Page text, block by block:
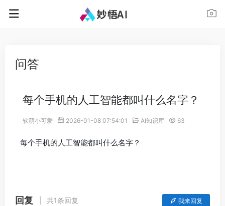
问答
每个手机的人工智能都叫什么名字？
软萌小可爱 2026-01-08 07:54:01 AI知识库 63
每个手机的人工智能都叫什么名字？
回复 共1条回复 我来回复